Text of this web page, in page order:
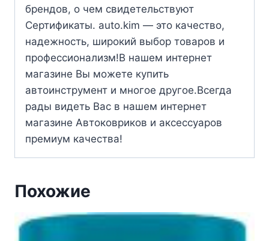
брендов, о чем свидетельствуют
Сертификаты. auto.kim — это качество,
надежность, широкий выбор товаров и
профессионализм!В нашем интернет
магазине Вы можете купить
автоинструмент и многое другое.Всегда
рады видеть Вас в нашем интернет
магазине Автоковриков и аксессуаров
премиум качества!
Похожие